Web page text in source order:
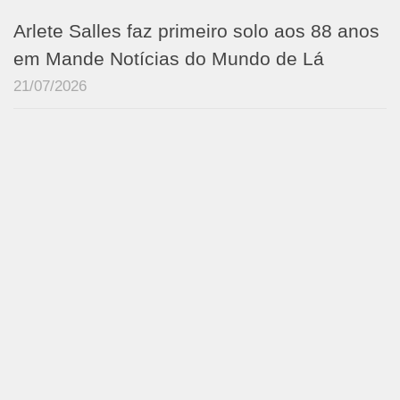
Arlete Salles faz primeiro solo aos 88 anos
em Mande Notícias do Mundo de Lá
21/07/2026